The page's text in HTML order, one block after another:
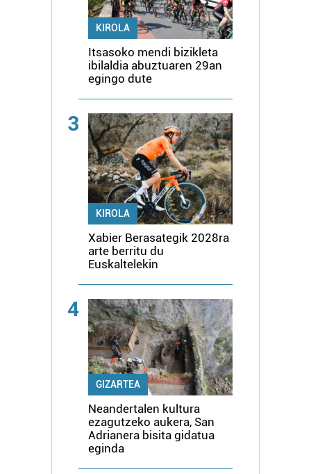
KIROLA
Itsasoko mendi bizikleta
ibilaldia abuztuaren 29an
egingo dute
3
KIROLA
Xabier Berasategik 2028ra
arte berritu du
Euskaltelekin
4
GIZARTEA
Neandertalen kultura
ezagutzeko aukera, San
Adrianera bisita gidatua
eginda